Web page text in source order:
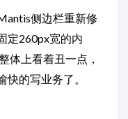
侧边栏重新修
定260px宽的内
体上看着丑一点，
的写业务了。